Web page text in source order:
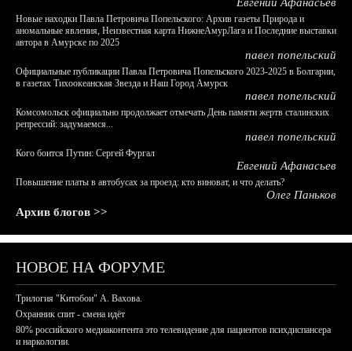
Новые находки Павла Петровича Попельского: Архив газеты Природа и
аномальные явления, Неизвестная карта НижнеАмурЛага и Последние выставки
автора в Амурске по 2025
павел попельский
Официальные публикации Павла Петровича Попельского 2023-2025 в Болгарии,
в газетах Тихоокеанская Звезда и Наш Город Амурск
павел попельский
Комсомольск официально продолжает отмечать День памяти жертв сталинских
репрессий: задумаемся...
павел попельский
Кого боится Путин: Сергей Фургал
Евгений Афанасьев
Повышение платы в автобусах за проезд: кто виноват, и что делать?
Олег Паньков
Архив блогов >>
НОВОЕ НА ФОРУМЕ
Трилогия "Китобои" А. Вахова.
Охранник спит - смена идёт
80% российского медиаконтента это телевидение для пациентов психдиспансера
и наркологии.